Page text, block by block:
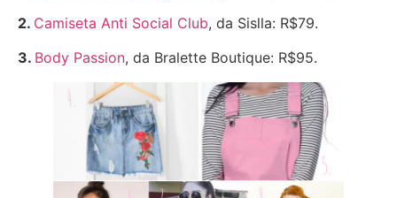
2. Camiseta Anti Social Club, da Sislla: R$79.
3. Body Passion, da Bralette Boutique: R$95.